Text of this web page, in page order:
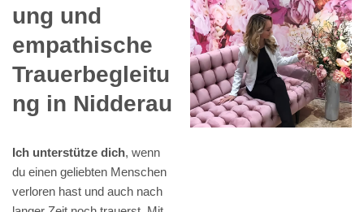
ung und
empathische
Trauerbegleitu
ng in Nidderau
Ich unterstütze dich, wenn
du einen geliebten Menschen
verloren hast und auch nach